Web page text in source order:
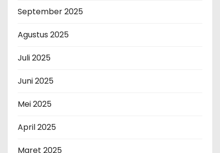
September 2025
Agustus 2025
Juli 2025
Juni 2025
Mei 2025
April 2025
Maret 2025